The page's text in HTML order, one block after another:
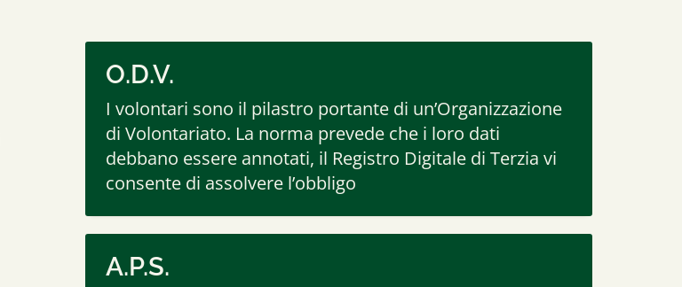
O.D.V.
I volontari sono il pilastro portante di un’Organizzazione
di Volontariato. La norma prevede che i loro dati
debbano essere annotati, il Registro Digitale di Terzia vi
consente di assolvere l’obbligo
A.P.S.